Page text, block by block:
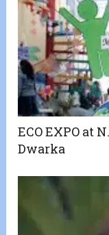
ECO EXPO at
Dwarka